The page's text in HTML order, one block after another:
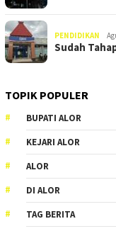
PENDIDIKAN
Sudah
TOPIK POPULER
BUPATI ALOR
KEJARI ALOR
ALOR
DI ALOR
TAG BERITA